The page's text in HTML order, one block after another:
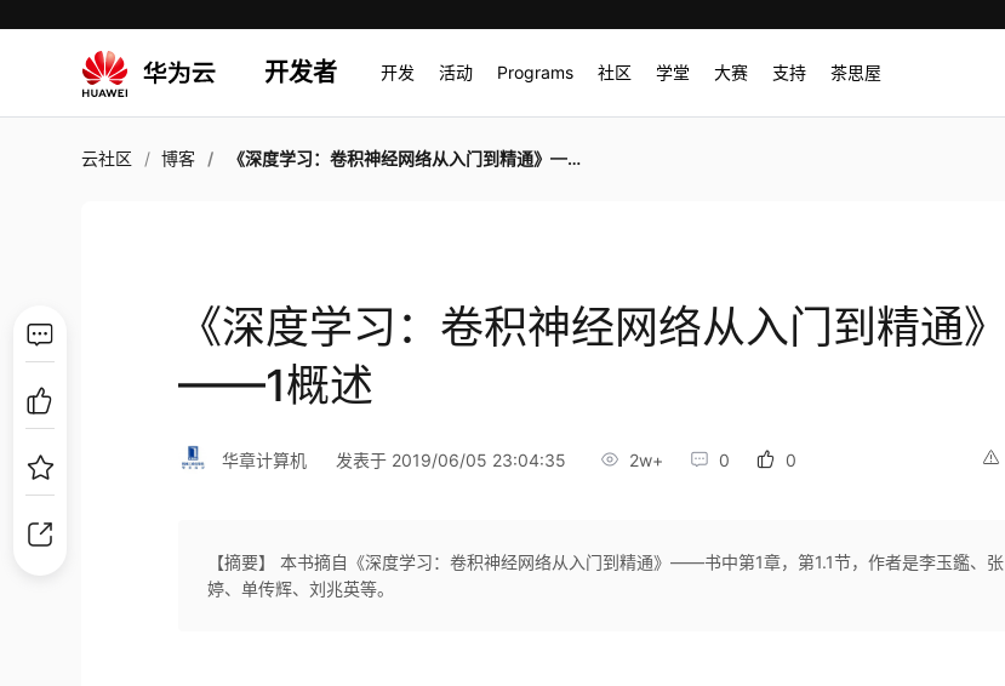
开发者 开发 活动 Programs 社区 学堂 大赛 支持 茶思屋
云社区 博客 《深度学习：卷积神经网络从入门到精通》——1概述
《深度学习：卷积神经网络从入门到精通》
——1概述
华章计算机 发表于 2019/06/05 23:04:35 2w+ 0 0
【摘要】 本书摘自《深度学习：卷积神经网络从入门到精通》——书中第1章，第1.1节，作者是李玉鑑、张
婷、单传辉、刘兆英等。